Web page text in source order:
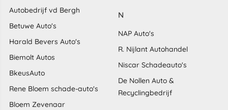
Autobedrijf vd Bergh
Betuwe Auto's
Harald Bevers Auto's
Biemolt Autos
BkeusAuto
Rene Bloem schade-auto's
Bloem Zevenaar
N
NAP Auto's
R. Nijlant Autohandel
Niscar Schadeauto's
De Nollen Auto &
Recyclingbedrijf